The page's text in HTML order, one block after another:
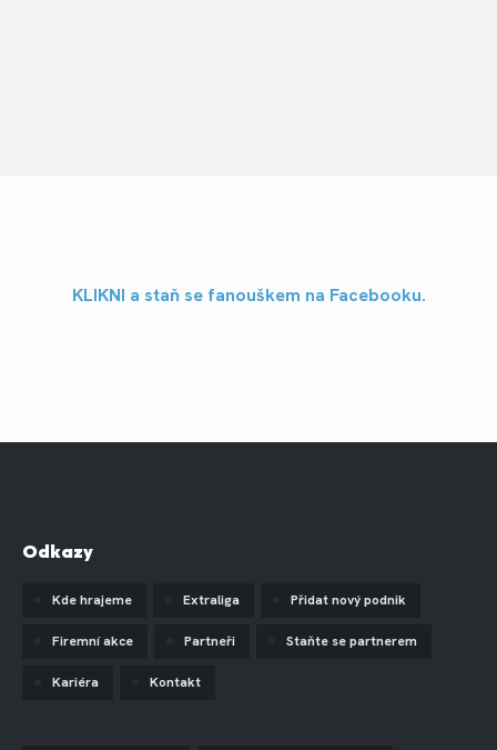
KLIKNI a staň se fanouškem na Facebooku.
Odkazy
Kde hrajeme Extraliga Přidat nový podnik
Firemní akce Partneři Staňte se partnerem
Kariéra Kontakt